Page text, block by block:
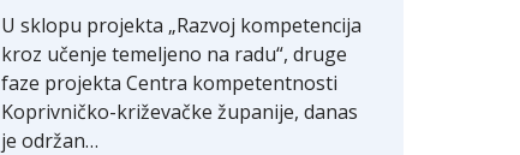
U sklopu projekta „Razvoj kompetencija
kroz učenje temeljeno na radu“, druge
faze projekta Centra kompetentnosti
Koprivničko-križevačke županije, danas
je održan…